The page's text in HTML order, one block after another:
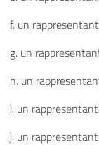
f. un
g. un
h. un
i. un
j. un